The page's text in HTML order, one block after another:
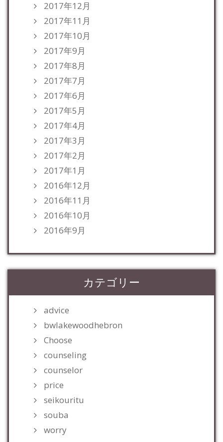
2017年12月
2017年11月
2017年10月
2017年9月
2017年8月
2017年7月
2017年6月
2017年5月
2017年4月
2017年3月
2017年2月
2017年1月
2016年12月
2016年11月
2016年10月
2016年9月
カテゴリー
advice
bwlakewoodhebron
Choose
counseling
counselor
price
seikouritu
souba
worry